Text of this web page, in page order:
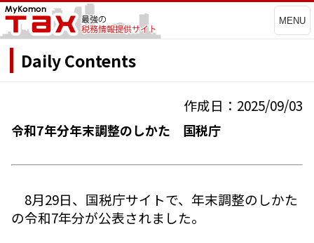
MENU
Daily Contents
作成日：2025/09/03
令和7年分年末調整のしかた 国税庁
8月29日、国税庁サイトで、年末調整のしかた
の令和7年分が公表されました。